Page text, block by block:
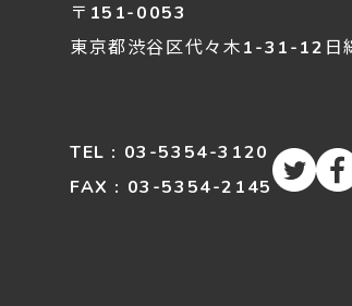
〒151-0053
東京都渋谷区代々木1-31-12 日
TEL : 03-5354-3120
FAX : 03-5354-2145